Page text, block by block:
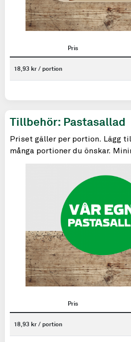
Pris
18,93 kr / portion
Tillbehör: Pastasallad
Priset gäller per portion. Lägg
många portioner du önskar.
Pris
18,93 kr / portion